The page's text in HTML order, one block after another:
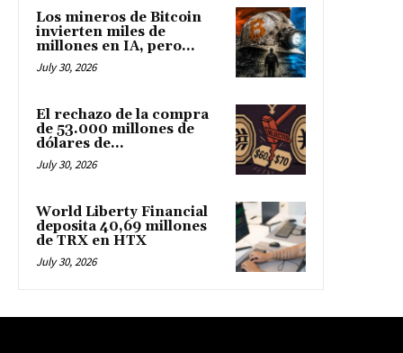
Los mineros de Bitcoin
invierten miles de
millones en IA, pero...
July 30, 2026
El rechazo de la compra
de 53.000 millones de
dólares de...
July 30, 2026
World Liberty Financial
deposita 40,69 millones
de TRX en HTX
July 30, 2026